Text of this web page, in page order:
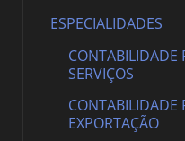
ESPECIALIDADES
CONTABILIDADE
SERVIÇOS
CONTABILIDADE
EXPORTAÇÃO